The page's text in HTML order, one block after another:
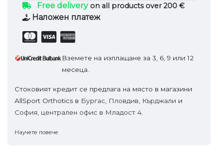
Free delivery on all products over 200 €
Наложен платеж
Вземете на изплащане за 3, 6, 9 или 12
месеца.
Стоковият кредит се предлага на място в магазини
AllSport Orthotics в Бургас Пловдив Кърджали и
София, централен офис в Младост 4.
Научете повече